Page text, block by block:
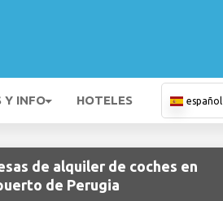
Y INFO HOTELES español
de alquiler de coches en
de Perugia